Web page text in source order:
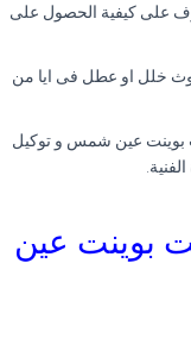
على كيفية الحصول على
خلل او عطل فى ايا من
بوينت عين شمس و توكيل
بوينت عين